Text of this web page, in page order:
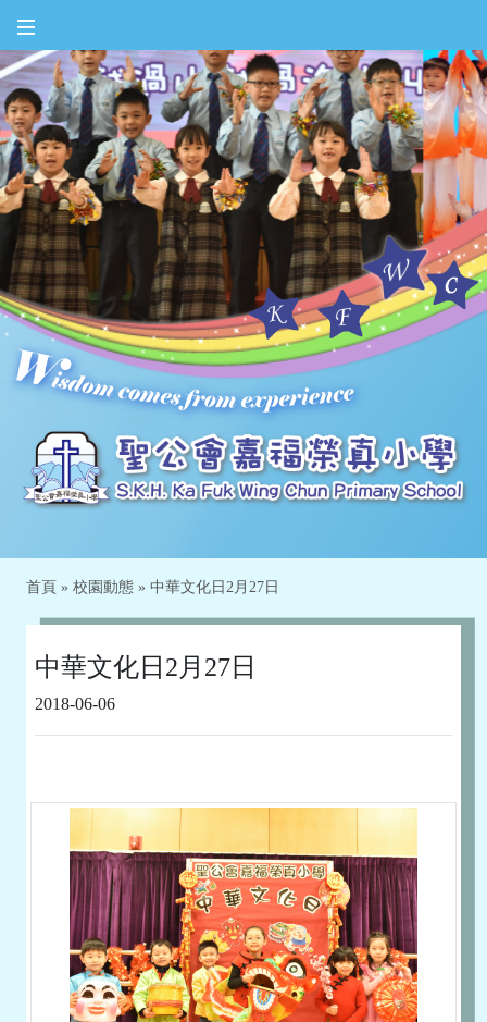
首頁 » 校園動態 » 中華文化日2月27日
中華文化日2月27日
2018-06-06